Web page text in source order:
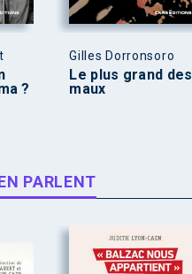
?
Gilles Dorronsoro
Le plus grand des
maux
PARLENT